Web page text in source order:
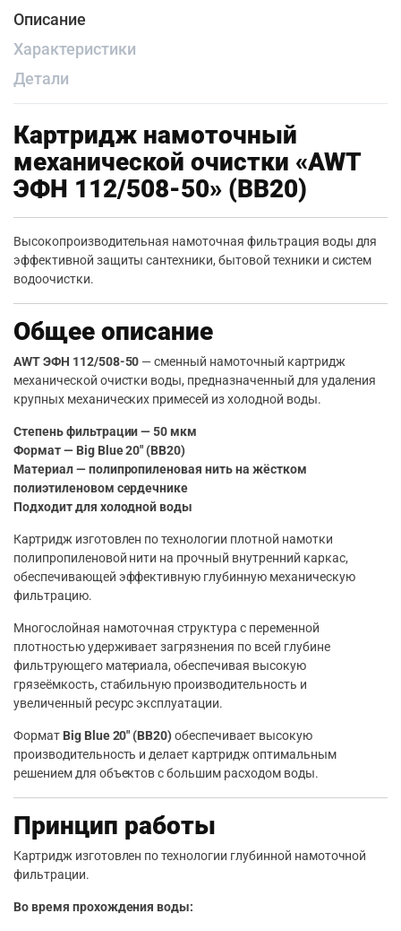
Описание
Характеристики
Детали
Картридж намоточный
механической очистки «AWT
ЭФН 112/508-50» (BB20)
Высокопроизводительная намоточная фильтрация воды для
эффективной защиты сантехники, бытовой техники и систем
водоочистки.
Общее описание
AWT ЭФН 112/508-50 — сменный намоточный картридж
механической очистки воды, предназначенный для удаления
крупных механических примесей из холодной воды.
Степень фильтрации — 50 мкм
Формат — Big Blue 20″ (BB20)
Материал — полипропиленовая нить на жёстком
полиэтиленовом сердечнике
Подходит для холодной воды
Картридж изготовлен по технологии плотной намотки
полипропиленовой нити на прочный внутренний каркас,
обеспечивающей эффективную глубинную механическую
фильтрацию.
Многослойная намоточная структура с переменной
плотностью удерживает загрязнения по всей глубине
фильтрующего материала, обеспечивая высокую
грязеёмкость, стабильную производительность и
увеличенный ресурс эксплуатации.
Формат Big Blue 20″ (BB20)обеспечивает высокую
производительность и делает картридж оптимальным
решением для объектов с большим расходом воды.
Принцип работы
Картридж изготовлен по технологии глубинной намоточной
фильтрации.
Во время прохождения воды: